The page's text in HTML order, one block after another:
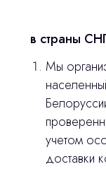
в страны
Мы
учетом
доставки